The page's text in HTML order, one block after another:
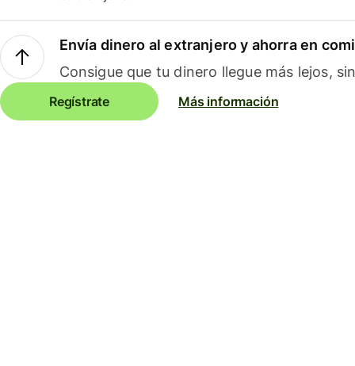
Envía dinero al extranjero y ahorra en
Consigue que tu dinero llegue más lejos,
Regístrate Más información